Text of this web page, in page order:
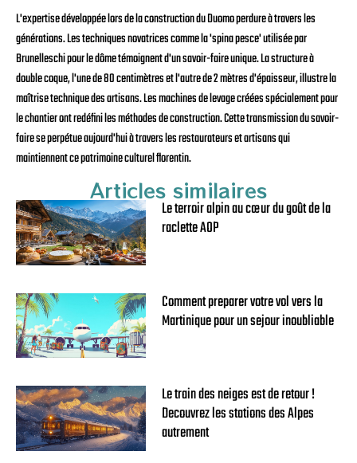
Articles similaires
Le terroir alpin au cœur du goût de la
raclette AOP
Comment preparer votre vol vers la
Martinique pour un sejour inoubliable
Le train des neiges est de retour !
Decouvrez les stations des Alpes
autrement
L'expertise développée lors de la construction du Duomo perdure à travers les
générations. Les techniques novatrices comme la 'spina pesce' utilisée par
Brunelleschi pour le dôme témoignent d'un savoir-faire unique. La structure à
double coque, l'une de 80 centimètres et l'autre de 2 mètres d'épaisseur, illustre la
maîtrise technique des artisans. Les machines de levage créées spécialement pour
le chantier ont redéfini les méthodes de construction. Cette transmission du savoir-
faire se perpétue aujourd'hui à travers les restaurateurs et artisans qui
maintiennent ce patrimoine culturel florentin.